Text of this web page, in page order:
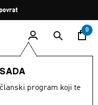
0
program koji te
RUKAVA